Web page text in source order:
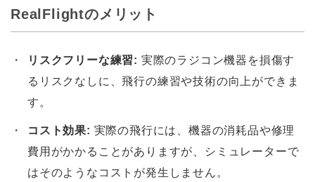
RealFlightのメリット
リスクフリーな練習: 実際のラジコン機器を損傷す
るリスクなしに、飛行の練習や技術の向上ができま
す。
コスト効果: 実際の飛行には、機器の消耗品や修理
費用がかかることがありますが、シミュレーターで
はそのようなコストが発生しません。